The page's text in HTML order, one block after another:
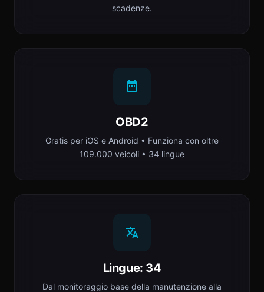
scadenze.
OBD2
Gratis per iOS e Android • Funziona con oltre
109.000 veicoli • 34 lingue
Lingue: 34
Dal monitoraggio base della manutenzione alla